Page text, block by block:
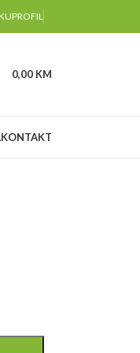
PROFIL
0,00 KM
KONTAKT